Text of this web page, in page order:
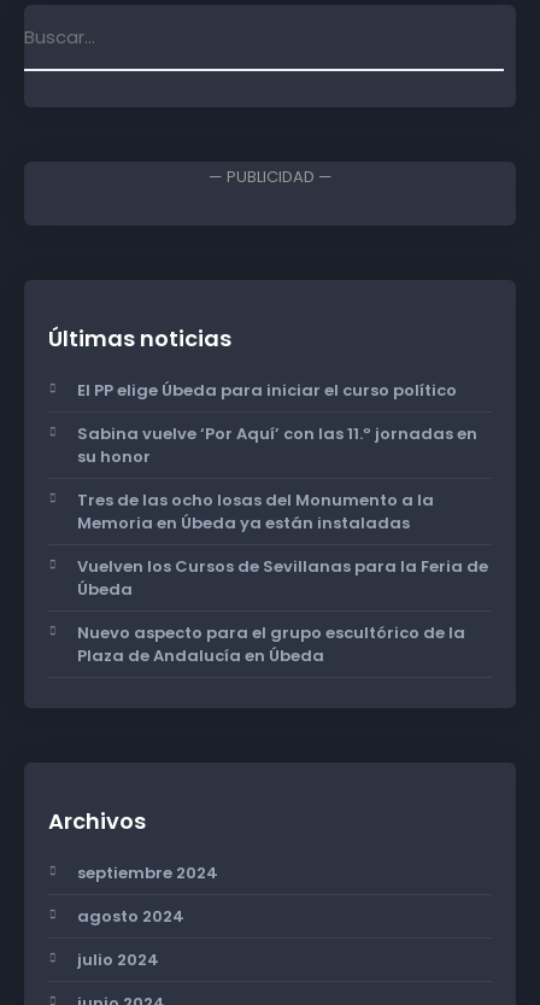
— PUBLICIDAD —
Últimas noticias
El PP elige Úbeda para iniciar el curso político
Sabina vuelve ‘Por Aquí’ con las 11.º jornadas en
su honor
Tres de las ocho losas del Monumento a la
Memoria en Úbeda ya están instaladas
Vuelven los Cursos de Sevillanas para la Feria de
Úbeda
Nuevo aspecto para el grupo escultórico de la
Plaza de Andalucía en Úbeda
Archivos
septiembre 2024
agosto 2024
julio 2024